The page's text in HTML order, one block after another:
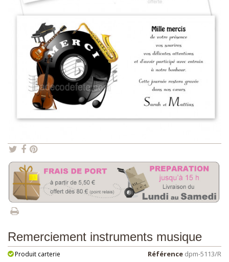
Remerciement instruments musique
Référence dpm-5113/R
Produit carterie